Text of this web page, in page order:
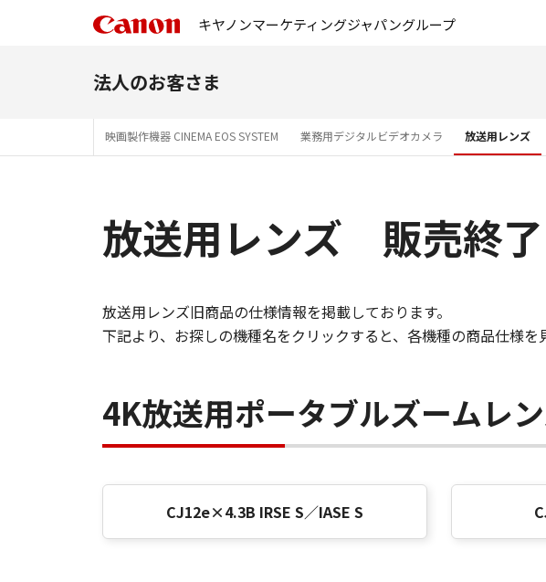
キヤノンマーケティングジャパングループ
法人のお客さま
映画製作機器 CINEMA EOS SYSTEM 業務用デジタルビデオカメラ 放送用レンズ
放送用レンズ 販売終
放送用レンズ旧商品の仕様情報を掲載しております。
下記より、お探しの機種名をクリックすると、各機種の商品仕様を
4K放送用ポータブルズームレ
CJ12e×4.3B IRSE S／IASE S